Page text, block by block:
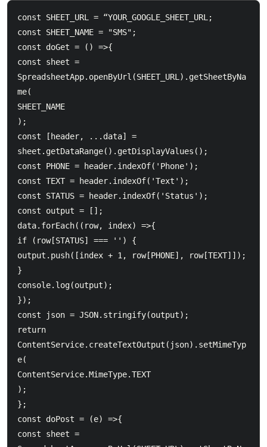
const SHEET_URL = “YOUR_GOOGLE_SHEET_URL;
const SHEET_NAME = "SMS";
const doGet = () =>{
const sheet =
SpreadsheetApp.openByUrl(SHEET_URL).getSheetByNa
me(
SHEET_NAME
);
const [header, ...data] =
sheet.getDataRange().getDisplayValues();
const PHONE = header.indexOf('Phone');
const TEXT = header.indexOf('Text');
const STATUS = header.indexOf('Status');
const output = [];
data.forEach((row, index) =>{
if (row[STATUS] === '') {
output.push([index + 1, row[PHONE], row[TEXT]]);
}
console.log(output);
});
const json = JSON.stringify(output);
return
ContentService.createTextOutput(json).setMimeTyp
e(
ContentService.MimeType.TEXT
);
};
const doPost = (e) =>{
const sheet =